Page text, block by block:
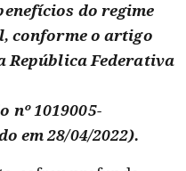
do regime
conforme o artigo
República Federativa
nº 1019005-
em 28/04/2022).